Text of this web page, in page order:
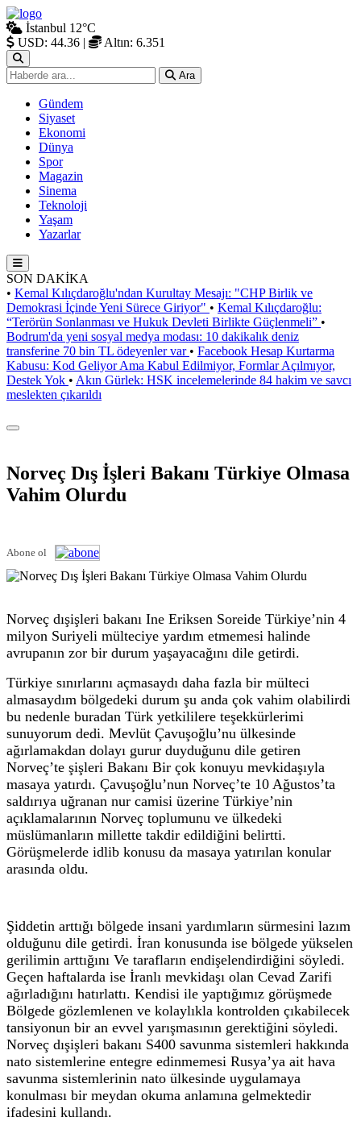
İstanbul 12°C
USD: 44.36 | Altın: 6.351
Ara
Gündem
Siyaset
Ekonomi
Dünya
Spor
Magazin
Sinema
Teknoloji
Yaşam
Yazarlar
SON DAKİKA
• Kemal Kılıçdaroğlu'ndan Kurultay Mesajı: "CHP Birlik ve
Demokrasi İçinde Yeni Sürece Giriyor" • Kemal Kılıçdaroğlu:
“Terörün Sonlanması ve Hukuk Devleti Birlikte Güçlenmeli” •
Bodrum'da yeni sosyal medya modası: 10 dakikalık deniz
transferine 70 bin TL ödeyenler var • Facebook Hesap Kurtarma
Kabusu: Kod Geliyor Ama Kabul Edilmiyor, Formlar Açılmıyor,
Destek Yok • Akın Gürlek: HSK incelemelerinde 84 hakim ve savcı
meslekten çıkarıldı
Norveç Dış İşleri Bakanı Türkiye Olmasa
Vahim Olurdu
Abone ol
Norveç dışişleri bakanı Ine Eriksen Soreide Türkiye’nin 4
milyon Suriyeli mülteciye yardım etmemesi halinde
avrupanın zor bir durum yaşayacağını dile getirdi.
Türkiye sınırlarını açmasaydı daha fazla bir mülteci
almasaydım bölgedeki durum şu anda çok vahim olabilirdi
bu nedenle buradan Türk yetkililere teşekkürlerimi
sunuyorum dedi. Mevlüt Çavuşoğlu’nu ülkesinde
ağırlamakdan dolayı gurur duyduğunu dile getiren
Norveç’te şişleri Bakanı Bir çok konuyu mevkidaşıyla
masaya yatırdı. Çavuşoğlu’nun Norveç’te 10 Ağustos’ta
saldırıya uğranan nur camisi üzerine Türkiye’nin
açıklamalarının Norveç toplumunu ve ülkedeki
müslümanların millette takdir edildiğini belirtti.
Görüşmelerde idlib konusu da masaya yatırılan konular
arasında oldu.
Şiddetin arttığı bölgede insani yardımların sürmesini lazım
olduğunu dile getirdi. İran konusunda ise bölgede yükselen
gerilimin arttığını Ve tarafların endişelendirdiğini söyledi.
Geçen haftalarda ise İranlı mevkidaşı olan Cevad Zarifi
ağırladığını hatırlattı. Kendisi ile yaptığımız görüşmede
Bölgede gözlemlenen ve kolaylıkla kontrolden çıkabilecek
tansiyonun bir an evvel yarışmasının gerektiğini söyledi.
Norveç dışişleri bakanı S400 savunma sistemleri hakkında
nato sistemlerine entegre edinmemesi Rusya’ya ait hava
savunma sistemlerinin nato ülkesinde uygulamaya
konulması bir meydan okuma anlamına gelmektedir
ifadesini kullandı.